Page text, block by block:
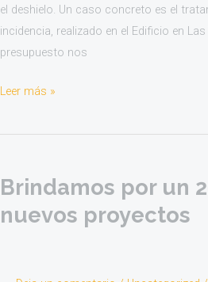
el deshielo. Un caso concreto es el
incidencia, realizado en el Edificio en
presupuesto nos
Leer más »
Brindamos por un
nuevos proyectos
un
2021